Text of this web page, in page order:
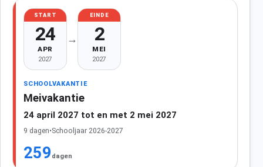
START
24
APR
2027
→
EINDE
2
MEI
2027
SCHOOLVAKANTIE
Meivakantie
24 april 2027 tot en met 2 mei 2027
9 dagen•Schooljaar 2026-2027
259 dagen